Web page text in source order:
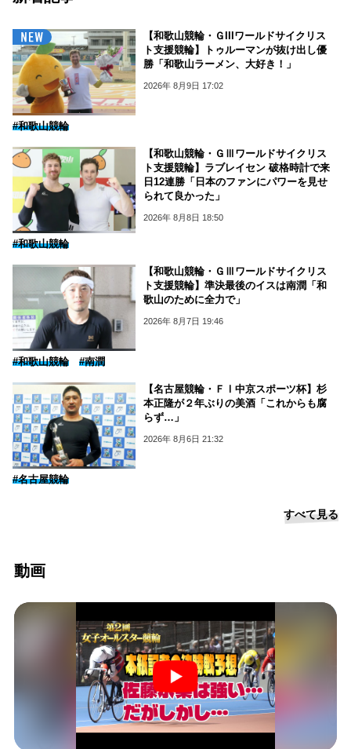
【和歌山競輪・ＧIIIワールドサイクリス
ト支援競輪】トゥルーマンが抜け出し優
勝「和歌山ラーメン、大好き！」
2026年 8月9日 17:02
#和歌山競輪
【和歌山競輪・ＧⅢワールドサイクリス
ト支援競輪】ラブレイセン 破格時計で来
日12連勝「日本のファンにパワーを見せ
られて良かった」
2026年 8月8日 18:50
#和歌山競輪
【和歌山競輪・ＧⅢワールドサイクリス
ト支援競輪】準決最後のイスは南潤「和
歌山のために全力で」
2026年 8月7日 19:46
#和歌山競輪 #南潤
【名古屋競輪・ＦⅠ中京スポーツ杯】杉
本正隆が２年ぶりの美酒「これからも腐
らず…」
2026年 8月6日 21:32
#名古屋競輪
すべて見る
動画